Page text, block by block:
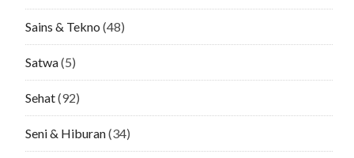
Sains & Tekno (48)
Satwa(5)
Sehat(92)
Seni & Hiburan(34)